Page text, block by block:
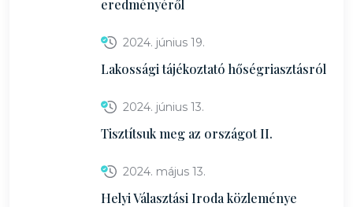
eredményéről
2024. június 19.
Lakossági tájékoztató hőségriasztásról
2024. június 13.
Tisztítsuk meg az országot II.
2024. május 13.
Helyi Választási Iroda közleménye